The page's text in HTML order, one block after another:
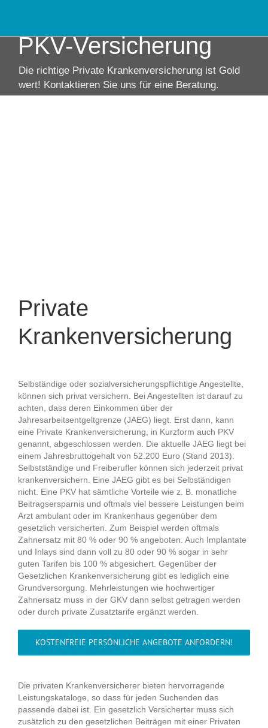
PKV-Versicherung
Die richtige Private Krankenversicherung ist Gold
wert! Kontaktieren Sie uns für eine Beratung.
Private
Krankenversicherung
Selbständige oder sozialversicherungspflichtige Angestellte,
können sich privat versichern. Bei Angestellten ist darauf zu
achten, dass deren Einkommen über der
Jahresarbeitsentgeltgrenze (JAEG) liegt. Erst dann, kann
eine Private Krankenversicherung, in Kurzform auch PKV
genannt, abgeschlossen werden. Die aktuelle JAEG liegt bei
einem Jahresbruttogehalt von 52.200 Euro (Stand 2013).
Selbstständige und Freiberufler können sich jederzeit privat
krankenversichern. Eine JAEG gibt es bei Selbständigen
nicht. Eine PKV hat sämtliche Vorteile wie z. B. monatliche
Beitragsersparnis und oftmals viel bessere Leistungen beim
Arzt ambulant oder im Krankenhaus gegenüber dem
gesetzlich versicherten. Zum Beispiel werden oftmals
Zahnersatz mit 80 % oder 90 % angeboten. Auch Implantate
und Inlays sind dann voll zu 80 oder 90 % sogar in sehr
guten Tarifen bis 100 % abgesichert. Gegenüber der
Gesetzlichen Krankenversicherung gibt es lediglich eine
Grundversorgung. Mehrleistungen wie hochwertiger
Zahnersatz muss in der GKV dann selbst getragen werden
oder durch private Zusatztarife ergänzt werden.
KOSTENFREIE PERSÖNLICHE ANGEBOTE ANFORDERN!
Die privaten Krankenversicherer bieten hervorragende
Leistungskataloge, so dass für jeden Suchenden das
passende dabei ist. Ein gesetzlich Versicherter muss sich
zusätzlich zu den gesetzlichen Beiträgen mit einer Privaten